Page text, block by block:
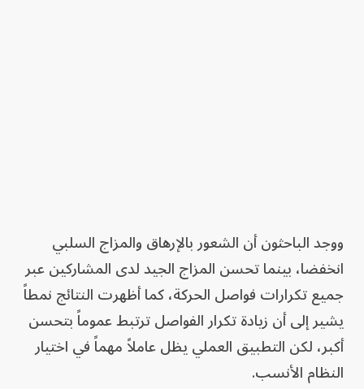
ووجد الباحثون أن الشعور بالإرهاق والمزاج السلبي
انخفضا، بينما تحسن المزاج الجيد لدى المشاركين عبر
جميع تكرارات فواصل الحركة، كما أظهرت النتائج نمطاً
يشير إلى أن زيادة تكرار الفواصل ترتبط عموماً بتحسن
أكبر، لكن التطبيق العملي يظل عاملاً مهماً في اختيار
النظام الأنسب.